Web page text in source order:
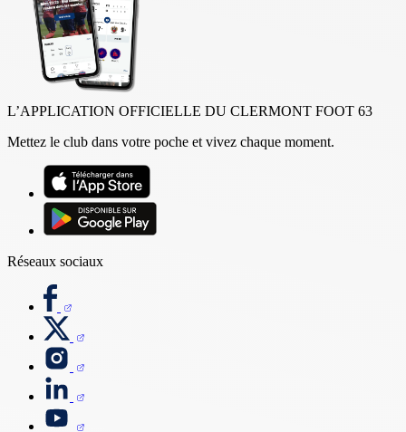
L’APPLICATION OFFICIELLE DU CLERMONT FOOT 63
Mettez le club dans votre poche et vivez chaque moment.
Réseaux sociaux